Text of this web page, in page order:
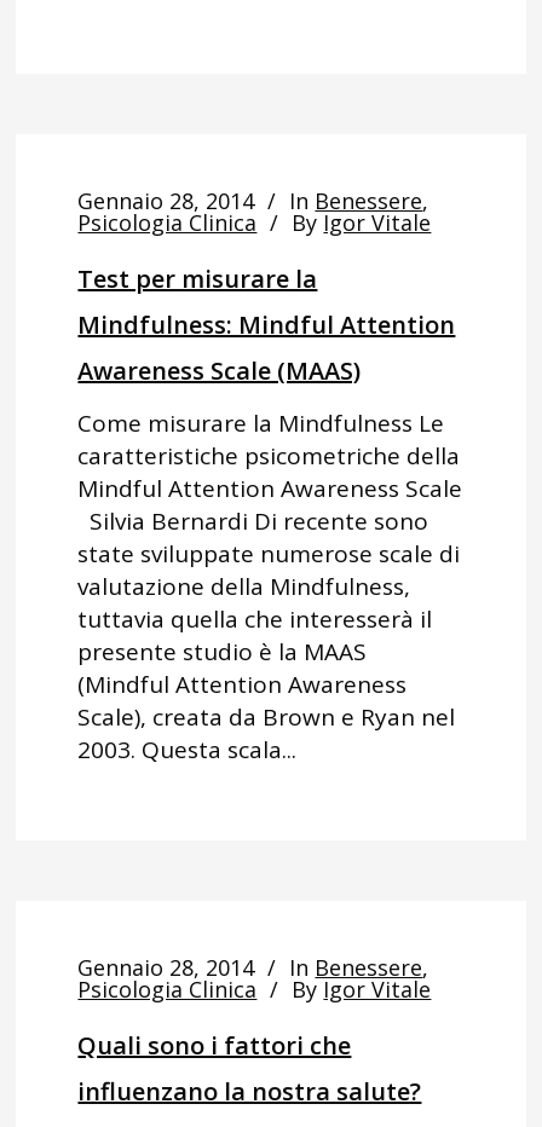
Gennaio 28, 2014 In Benessere,
Psicologia Clinica By Igor Vitale
Test per misurare la
Mindfulness: Mindful Attention
Awareness Scale (MAAS)
Come misurare la Mindfulness Le
caratteristiche psicometriche della
Mindful Attention Awareness Scale
Silvia Bernardi Di recente sono
state sviluppate numerose scale di
valutazione della Mindfulness,
tuttavia quella che interesserà il
presente studio è la MAAS
(Mindful Attention Awareness
Scale), creata da Brown e Ryan nel
2003. Questa scala...
Gennaio 28, 2014 In Benessere,
Psicologia Clinica By Igor Vitale
Quali sono i fattori che
influenzano la nostra salute?